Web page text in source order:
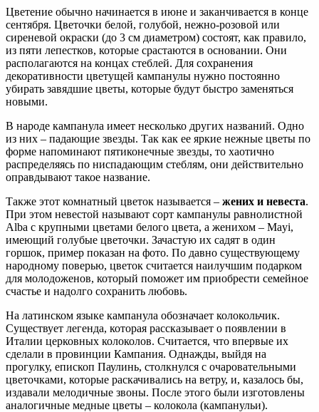
Цветение обычно начинается в июне и заканчивается в конце
сентября. Цветочки белой, голубой, нежно-розовой или
сиреневой окраски (до 3 см диаметром) состоят, как правило,
из пяти лепестков, которые срастаются в основании. Они
располагаются на концах стеблей. Для сохранения
декоративности цветущей кампанулы нужно постоянно
убирать завядшие цветы, которые будут быстро заменяться
новыми.
В народе кампанула имеет несколько других названий. Одно
из них – падающие звезды. Так как ее яркие нежные цветы по
форме напоминают пятиконечные звезды, то хаотично
распределяясь по ниспадающим стеблям, они действительно
оправдывают такое название.
Также этот комнатный цветок называется – жених и невеста.
При этом невестой называют сорт кампанулы равнолистной
Alba с крупными цветами белого цвета, а женихом – Mayi,
имеющий голубые цветочки. Зачастую их садят в один
горшок, пример показан на фото. По давно существующему
народному поверью, цветок считается наилучшим подарком
для молодоженов, который поможет им приобрести семейное
счастье и надолго сохранить любовь.
На латинском языке кампанула обозначает колокольчик.
Существует легенда, которая рассказывает о появлении в
Италии церковных колоколов. Считается, что впервые их
сделали в провинции Кампания. Однажды, выйдя на
прогулку, епископ Паулинь, столкнулся с очаровательными
цветочками, которые раскачивались на ветру, и, казалось бы,
издавали мелодичные звоны. После этого были изготовлены
аналогичные медные цветы – колокола (кампанульи).